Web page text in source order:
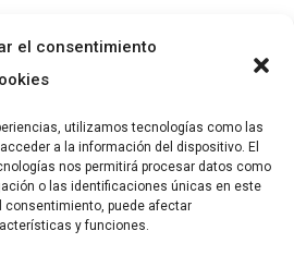
el consentimiento
utilizamos tecnologías como las
a la información del dispositivo. El
nos permitirá procesar datos como
o las identificaciones únicas en este
consentimiento, puede afectar
y funciones.